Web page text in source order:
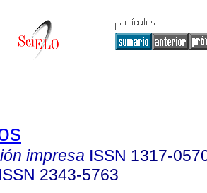
impresa ISSN 1317-
ISSN 2343-5763